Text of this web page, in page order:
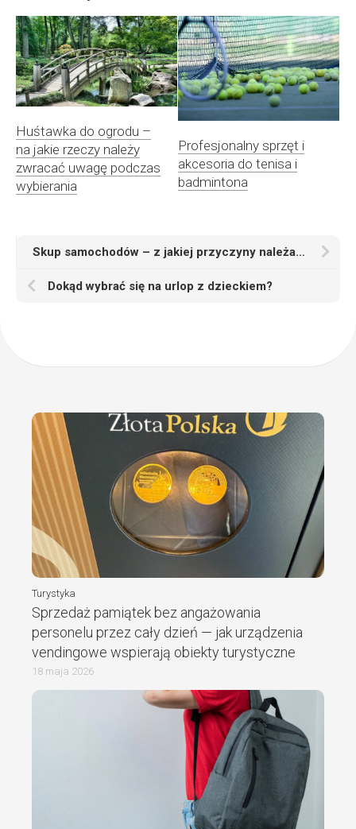
Huśtawka do ogrodu –
na jakie rzeczy należy
zwracać uwagę podczas
wybierania
Profesjonalny sprzęt i
akcesoria do tenisa i
badmintona
Skup samochodów – z jakiej przyczyny należałoby z niego korzystać?
Dokąd wybrać się na urlop z dzieckiem?
Turystyka
Sprzedaż pamiątek bez angażowania
personelu przez cały dzień — jak urządzenia
vendingowe wspierają obiekty turystyczne
18 maja 2026